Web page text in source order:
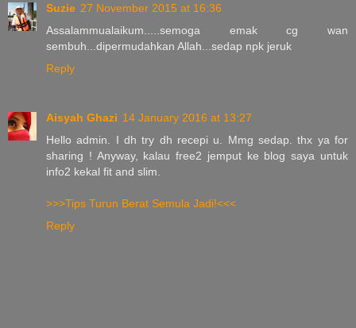
Suzie 27 November 2015 at 16:36
Assalammualaikum.....semoga emak cg wan
sembuh...dipermudahkan Allah...sedap npk jeruk
Reply
Aisyah Ghazi 14 January 2016 at 13:27
Hello admin. I dh try dh recepi u. Mmg sedap. thx ya for
sharing ! Anyway, kalau free2 jemput ke blog saya untuk
info2 kekal fit and slim.
>>>Tips Turun Berat Semula Jadi!<<<
Reply